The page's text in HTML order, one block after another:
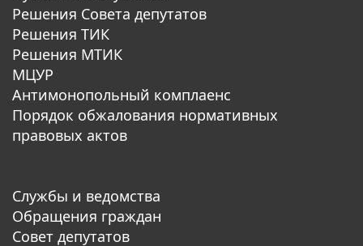
Решения Совета депутатов
Решения ТИК
Решения МТИК
МЦУР
Антимонопольный комплаенс
Порядок обжалования нормативных
правовых актов
Службы и ведомства
Обращения граждан
Совет депутатов